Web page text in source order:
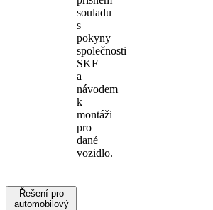
souladu
s
pokyny
společnosti
SKF
a
návodem
k
montáži
pro
dané
vozidlo.
Řešení pro
automobilový